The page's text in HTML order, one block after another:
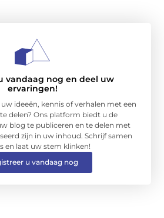
vandaag nog en deel uw
ervaringen!
ideeën, kennis of verhalen met een
delen? Ons platform biedt u de
blog te publiceren en te delen met
zijn in uw inhoud. Schrijf samen
en laat uw stem klinken!
u vandaag nog